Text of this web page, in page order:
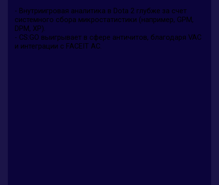
- Внутриигровая аналитика в Dota 2 глубже за счет
системного сбора микростатистики (например, GPM,
DPM, XP).
- CS:GO выигрывает в сфере античитов, благодаря VAC
и интеграции с FACEIT AC.